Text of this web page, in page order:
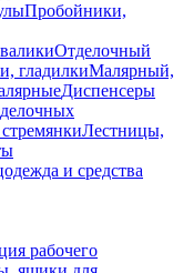
Пробойники,
Отделочный
гладилкиМалярный,
Диспенсеры
Лестницы,
и средства
рабочего